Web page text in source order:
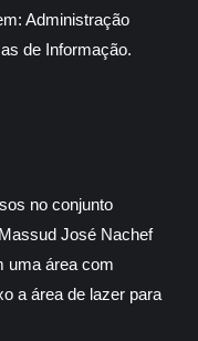
Administração
de Informação.
no conjunto
José Nachef
uma área com
a área de lazer para